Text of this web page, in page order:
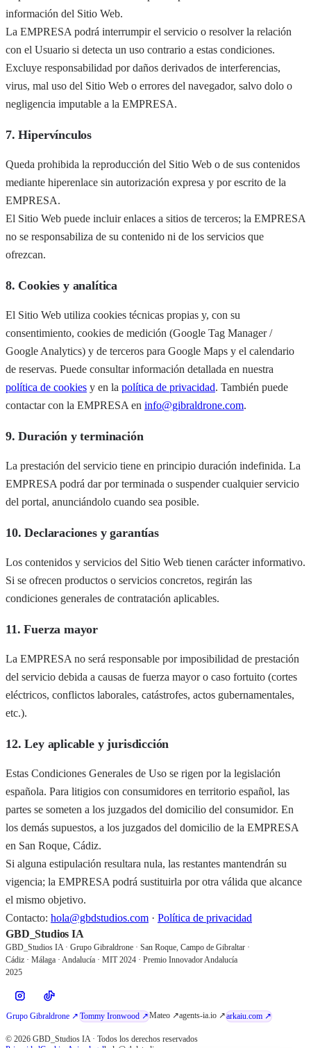
información del Sitio Web.
La EMPRESA podrá interrumpir el servicio o resolver la relación
con el Usuario si detecta un uso contrario a estas condiciones.
Excluye responsabilidad por daños derivados de interferencias,
virus, mal uso del Sitio Web o errores del navegador, salvo dolo o
negligencia imputable a la EMPRESA.
7. Hipervínculos
Queda prohibida la reproducción del Sitio Web o de sus contenidos
mediante hiperenlace sin autorización expresa y por escrito de la
EMPRESA.
El Sitio Web puede incluir enlaces a sitios de terceros; la EMPRESA
no se responsabiliza de su contenido ni de los servicios que
ofrezcan.
8. Cookies y analítica
El Sitio Web utiliza cookies técnicas propias y, con su
consentimiento, cookies de medición (Google Tag Manager /
Google Analytics) y de terceros para Google Maps y el calendario
de reservas. Puede consultar información detallada en nuestra
política de cookies y en la política de privacidad. También puede
contactar con la EMPRESA en info@gibraldrone.com.
9. Duración y terminación
La prestación del servicio tiene en principio duración indefinida. La
EMPRESA podrá dar por terminada o suspender cualquier servicio
del portal, anunciándolo cuando sea posible.
10. Declaraciones y garantías
Los contenidos y servicios del Sitio Web tienen carácter informativo.
Si se ofrecen productos o servicios concretos, regirán las
condiciones generales de contratación aplicables.
11. Fuerza mayor
La EMPRESA no será responsable por imposibilidad de prestación
del servicio debida a causas de fuerza mayor o caso fortuito (cortes
eléctricos, conflictos laborales, catástrofes, actos gubernamentales,
etc.).
12. Ley aplicable y jurisdicción
Estas Condiciones Generales de Uso se rigen por la legislación
española. Para litigios con consumidores en territorio español, las
partes se someten a los juzgados del domicilio del consumidor. En
los demás supuestos, a los juzgados del domicilio de la EMPRESA
en San Roque, Cádiz.
Si alguna estipulación resultara nula, las restantes mantendrán su
vigencia; la EMPRESA podrá sustituirla por otra válida que alcance
el mismo objetivo.
Contacto: hola@gbdstudios.com · Política de privacidad
GBD_Studios IA
GBD_Studios IA · Grupo Gibraldrone · San Roque, Campo de Gibraltar ·
Cádiz · Málaga · Andalucía · MIT 2024 · Premio Innovador Andalucía
2025
Grupo Gibraldrone ↗ Tommy Ironwood ↗Mateo ↗agents-ia.io ↗arkaiu.com ↗
© 2026 GBD_Studios IA · Todos los derechos reservados